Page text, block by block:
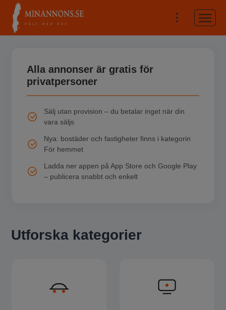
Alla annonser är gratis för
privatpersoner
Sälj utan provision – du betalar inget när din
vara säljs
Nya: bostäder och fastigheter finns i kategorin
För hemmet
Ladda ner appen på App Store och Google Play
– publicera snabbt och enkelt
Utforska kategorier